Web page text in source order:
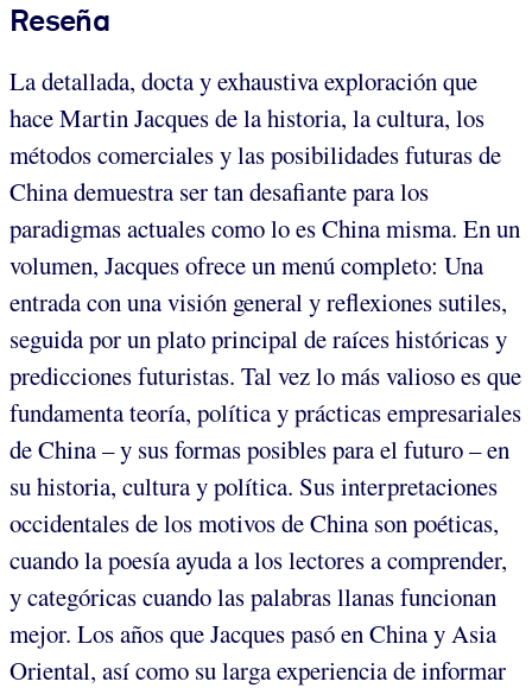
Reseña
La detallada, docta y exhaustiva exploración que
hace Martin Jacques de la historia, la cultura, los
métodos comerciales y las posibilidades futuras de
China demuestra ser tan desafiante para los
paradigmas actuales como lo es China misma. En un
volumen, Jacques ofrece un menú completo: Una
entrada con una visión general y reflexiones sutiles,
seguida por un plato principal de raíces históricas y
predicciones futuristas. Tal vez lo más valioso es que
fundamenta teoría, política y prácticas empresariales
de China – y sus formas posibles para el futuro – en
su historia, cultura y política. Sus interpretaciones
occidentales de los motivos de China son poéticas,
cuando la poesía ayuda a los lectores a comprender,
y categóricas cuando las palabras llanas funcionan
mejor. Los años que Jacques pasó en China y Asia
Oriental, así como su larga experiencia de informar